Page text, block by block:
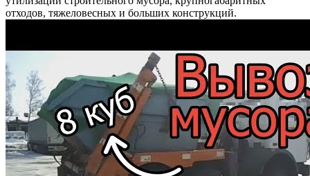
отходов, тяжеловесных и больших конструкций.